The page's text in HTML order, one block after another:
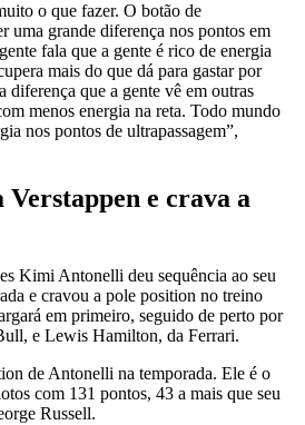
o que fazer. O botão de
uma grande diferença nos pontos em
fala que a gente é rico de energia
mais do que dá para gastar por
diferença que a gente vê em outras
menos energia na reta. Todo mundo
nos pontos de ultrapassagem”,
e crava a
Kimi Antonelli deu sequência ao seu
e cravou a pole position no treino
em primeiro, seguido de perto por
e Lewis Hamilton, da Ferrari.
de Antonelli na temporada. Ele é o
com 131 pontos, 43 a mais que seu
Russell.